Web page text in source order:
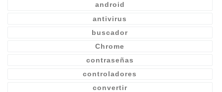
android
antivirus
buscador
Chrome
contraseñas
controladores
convertir